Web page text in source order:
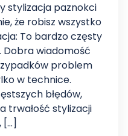
stylizacja paznokci
że robisz wszystko
To bardzo częsty
wiadomość
problem
w technice.
błędów,
trwałość stylizacji
[…]